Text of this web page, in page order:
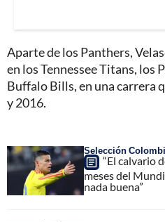
Aparte de los Panthers,
en los Tennessee Titans, los
Buffalo Bills, en una carrera
y 2016.
Selección
“El calvario
meses del
nada buena”